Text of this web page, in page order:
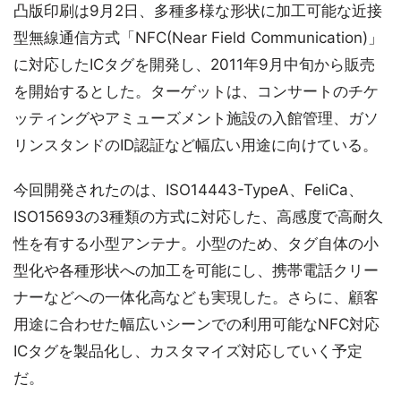
凸版印刷は9月2日、多種多様な形状に加工可能な近接
型無線通信方式「NFC(Near Field Communication)」
に対応したICタグを開発し、2011年9月中旬から販売
を開始するとした。ターゲットは、コンサートのチケ
ッティングやアミューズメント施設の入館管理、ガソ
リンスタンドのID認証など幅広い用途に向けている。
今回開発されたのは、ISO14443-TypeA、FeliCa、
ISO15693の3種類の方式に対応した、高感度で高耐久
性を有する小型アンテナ。小型のため、タグ自体の小
型化や各種形状への加工を可能にし、携帯電話クリー
ナーなどへの一体化高なども実現した。さらに、顧客
用途に合わせた幅広いシーンでの利用可能なNFC対応
ICタグを製品化し、カスタマイズ対応していく予定
だ。